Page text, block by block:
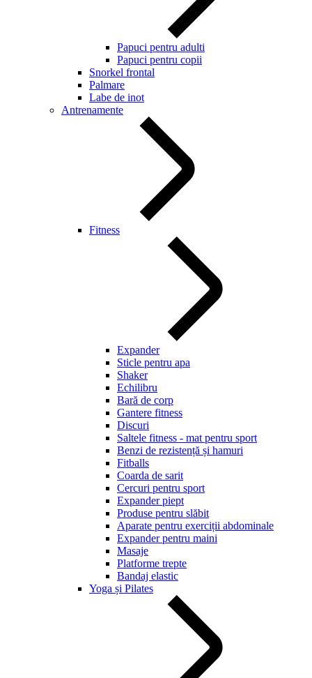
Papuci pentru adulti
Papuci pentru copii
Snorkel frontal
Palmare
Labe de inot
Antrenamente
Fitness
Expander
Sticle pentru apa
Shaker
Echilibru
Bară de corp
Gantere fitness
Discuri
Saltele fitness - mat pentru sport
Benzi de rezistență și hamuri
Fitballs
Coarda de sarit
Cercuri pentru sport
Expander piept
Produse pentru slăbit
Aparate pentru exerciții abdominale
Expander pentru maini
Masaje
Platforme trepte
Bandaj elastic
Yoga și Pilates